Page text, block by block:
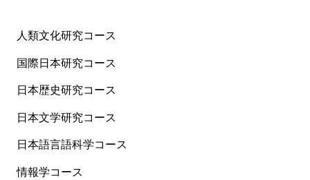
人類文化研究コース
国際日本研究コース
日本歴史研究コース
日本文学研究コース
日本語言語科学コース
情報学コース